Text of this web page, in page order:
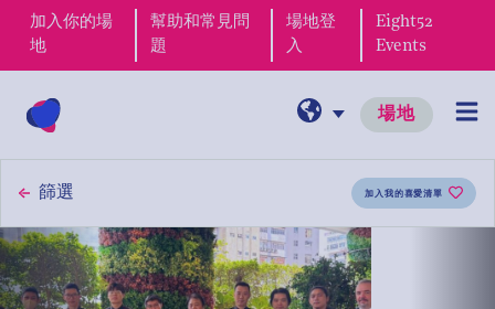
加入你的場
地
幫助和常見問
題
場地登
入
Eight52
Events
場地
周末Brunch
婚禮
篩選 加入我的喜愛清單